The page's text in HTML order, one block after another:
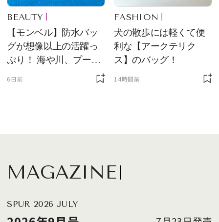
BEAUTY
【モンベル】防水バッ
グが想像以上の活躍っ
ぷり！ 海や川、プール
6日前
FASHION
犬の散歩には軽くて便
利な【アークテリク
ス】のバッグ！
14時間前
MAGAZINE
SPUR 2026 JULY